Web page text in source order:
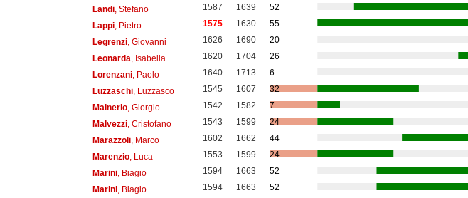
Landi, Stefano 1587 1639
52
Lappi, Pietro 1575 1630
55
Legrenzi, Giovanni 1626 1690
20
Leonarda , Isabella 1620 1704
26
Lorenzani, Paolo 1640 1713
6
Luzzaschi, Luzzasco 1545 1607
32
Mainerio, Giorgio 1542 1582
7
Malvezzi, Cristofano 1543 1599
24
Marazzoli, Marco 1602 1662
44
Marenzio, Luca 1553 1599
24
Marini, Biagio 1594 1663
52
Marini, Biagio 1594 1663
52